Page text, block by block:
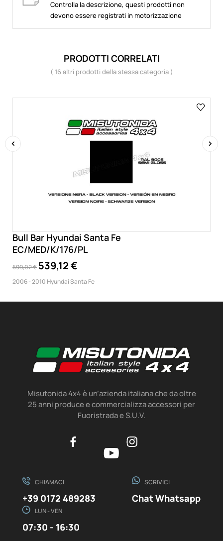
Controlla la descrizione, questi prodotti non
devono essere registrati in motorizzazione
PRODOTTI CORRELATI
( 16 altri prodotti della stessa categoria )
Bull Bar Hyundai Santa Fe
EC/MED/K/176/PL
599,02 € 539,12 €
2006 - 2010 Hyundai Santa Fe
Misutonida 4x4 è un’azienda italiana che da oltre
25 anni produce e commercializza accessori per
Fuoristrada e S.U.V.
CHIAMACI
+39 0172 489283
SCRIVICI
Chat Whatsapp
LUN - VEN
07:30 - 16:30